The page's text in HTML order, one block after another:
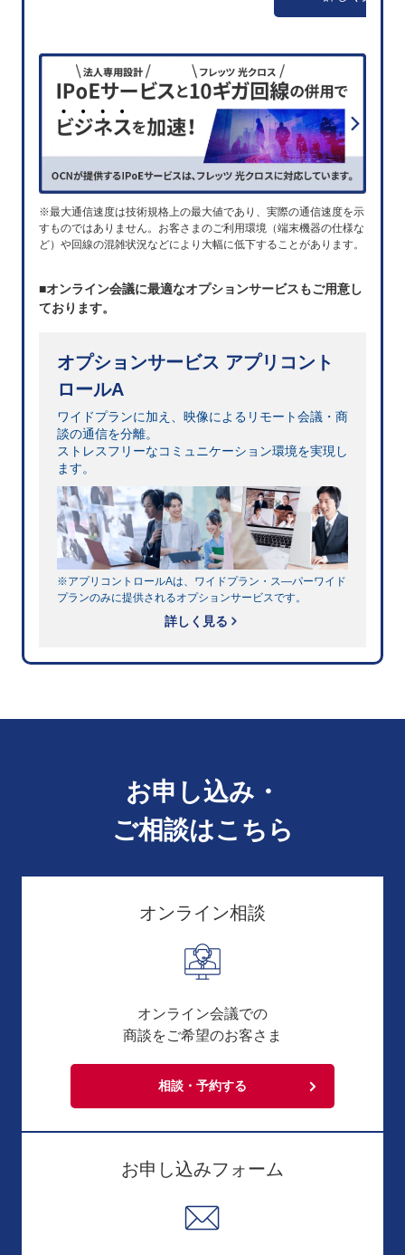
※最大通信速度は技術規格上の最大値であり、実際の通信速度を示
すものではありません。お客さまのご利用環境（端末機器の仕様な
ど）や回線の混雑状況などにより大幅に低下することがあります。
■オンライン会議に最適なオプションサービスもご用意し
ております。
オプションサービス アプリコント
ロールA
ワイドプランに加え、映像によるリモート会議・商
談の通信を分離。
ストレスフリーなコミュニケーション環境を実現し
ます。
※アプリコントロールAは、ワイドプラン・ス―パーワイド
プランのみに提供されるオプションサービスです。
詳しく見る
お申し込み・
ご相談はこちら
オンライン相談
オンライン会議での
商談をご希望のお客さま
相談・予約する
お申し込みフォーム